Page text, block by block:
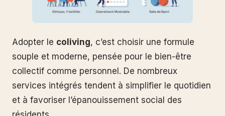
Adopter le coliving, c’est choisir une formule
souple et moderne, pensée pour le bien-être
collectif comme personnel. De nombreux
services intégrés tendent à simplifier le quotidien
et à favoriser l’épanouissement social des